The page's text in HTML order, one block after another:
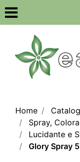
Open
Home
Spray,
Lucidante e
Glory Spray